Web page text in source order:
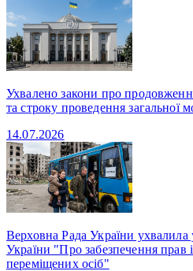
Ухвалено закони про
та строку проведення загальної
14.07.2026
Верховна Рада України ухвалила
України "Про забезпечення прав
переміщених осіб"